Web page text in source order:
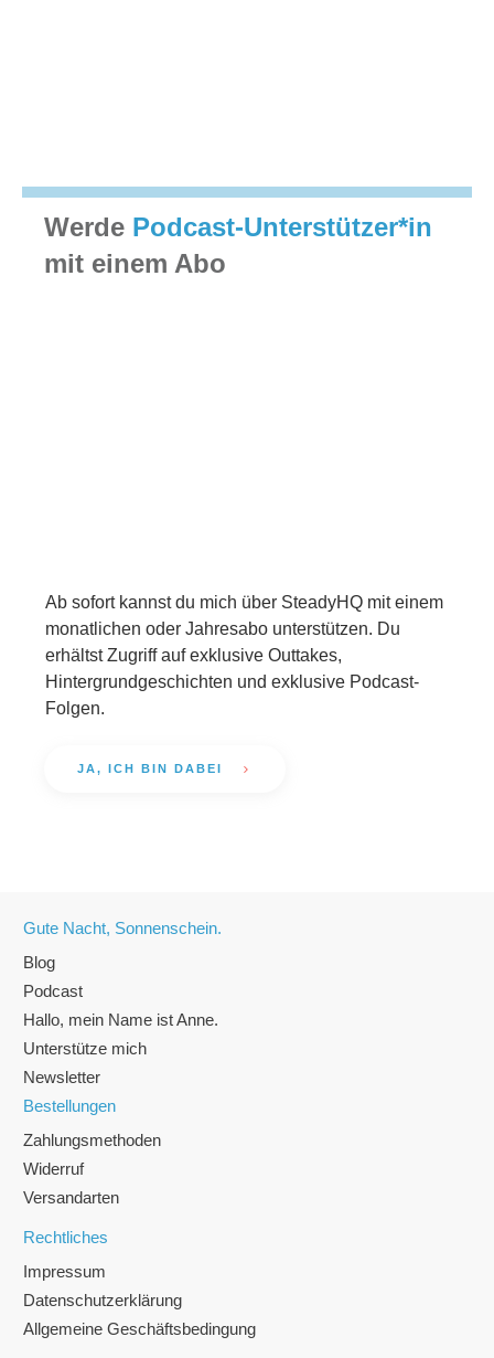
Werde Podcast-Unterstützer*in
mit einem Abo
Ab sofort kannst du mich über SteadyHQ mit einem
monatlichen oder Jahresabo unterstützen. Du
erhältst Zugriff auf exklusive Outtakes,
Hintergrundgeschichten und exklusive Podcast-
Folgen.
JA, ICH BIN DABEI
Gute Nacht, Sonnenschein.
Blog
Podcast
Hallo, mein Name ist Anne.
Unterstütze mich
Newsletter
Bestellungen
Zahlungsmethoden
Widerruf
Versandarten
Rechtliches
Impressum
Datenschutzerklärung
Allgemeine Geschäftsbedingung